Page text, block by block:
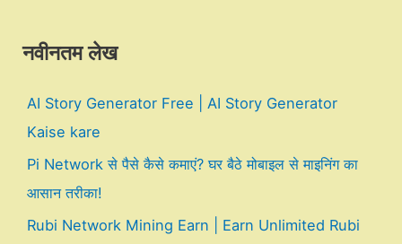
नवीनतम लेख
AI Story Generator Free | AI Story Generator
Kaise kare
Pi Network से पैसे कैसे कमाएं? घर बैठे मोबाइल से माइनिंग का
आसान तरीका!
Rubi Network Mining Earn | Earn Unlimited Rubi